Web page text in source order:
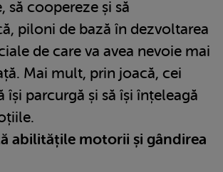
să coopereze și să
piloni de bază în dezvoltarea
de care va avea nevoie mai
Mai mult, prin joacă, cei
își parcurgă și să își înțeleagă
abilitățile motorii și gândirea